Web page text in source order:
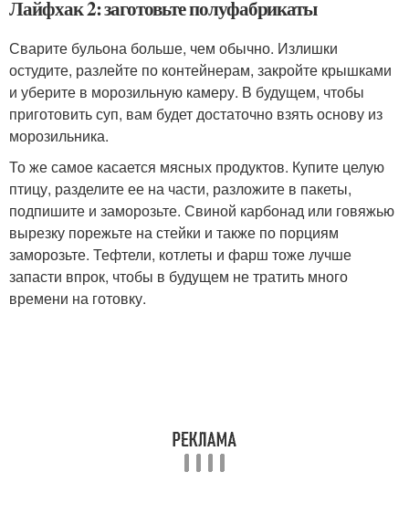
Лайфхак 2: заготовьте полуфабрикаты
Сварите бульона больше, чем обычно. Излишки
остудите, разлейте по контейнерам, закройте крышками
и уберите в морозильную камеру. В будущем, чтобы
приготовить суп, вам будет достаточно взять основу из
морозильника.
То же самое касается мясных продуктов. Купите целую
птицу, разделите ее на части, разложите в пакеты,
подпишите и заморозьте. Свиной карбонад или говяжью
вырезку порежьте на стейки и также по порциям
заморозьте. Тефтели, котлеты и фарш тоже лучше
запасти впрок, чтобы в будущем не тратить много
времени на готовку.